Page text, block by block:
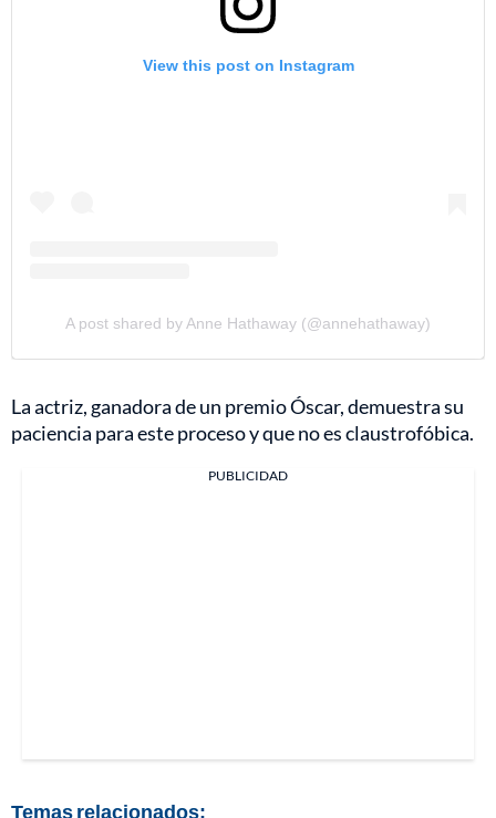
View this post on Instagram
A post shared by Anne Hathaway (@annehathaway)
La actriz, ganadora de un premio Óscar, demuestra su
paciencia para este proceso y que no es claustrofóbica.
PUBLICIDAD
Temas relacionados: